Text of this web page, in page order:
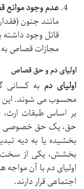
عدم وجود
مانند جنون
قاتل وجود
مجازات قصاص به
اولیای دم و حق قصاص
اولیای دم به
محسوب می شوند. این
بر اساس طبقات
حق، یک حق خصوصی
بخشیده یا به دیه
بخشش، یکی از سخت
اولیای دم با آن
اجتماعی قرار دارند.